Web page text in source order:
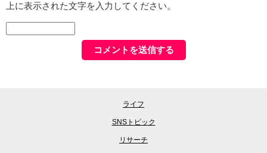
上に表示された文字を入力してください。
ライフ
SNSトピック
リサーチ